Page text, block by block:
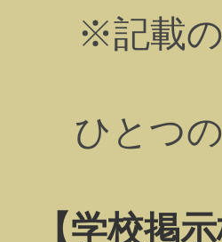
※記載
ひとつ
【学校掲示